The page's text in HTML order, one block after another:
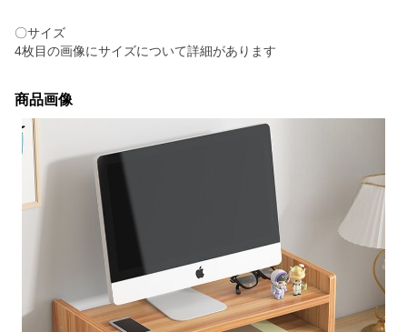
〇サイズ
4枚目の画像にサイズについて詳細があります
商品画像